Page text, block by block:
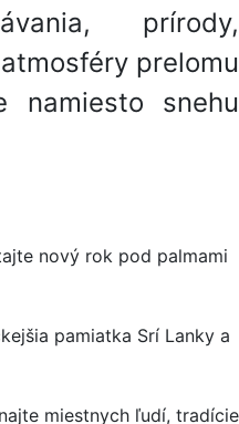
prírody,
prelomu
namiesto snehu
nový rok pod palmami
pamiatka Srí Lanky a
miestnych ľudí, tradície